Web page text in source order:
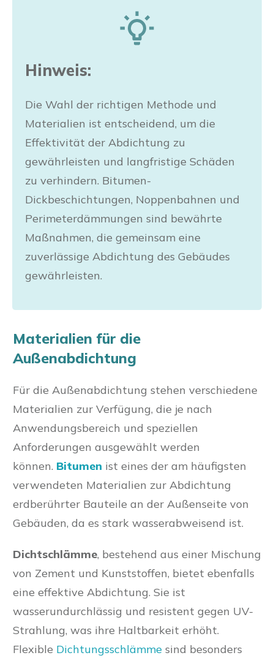
Hinweis:
Die Wahl der richtigen Methode und
Materialien ist entscheidend, um die
Effektivität der Abdichtung zu
gewährleisten und langfristige Schäden
zu verhindern. Bitumen-
Dickbeschichtungen, Noppenbahnen und
Perimeterdämmungen sind bewährte
Maßnahmen, die gemeinsam eine
zuverlässige Abdichtung des Gebäudes
gewährleisten.
Materialien für die
Außenabdichtung
Für die Außenabdichtung stehen verschiedene
Materialien zur Verfügung, die je nach
Anwendungsbereich und speziellen
Anforderungen ausgewählt werden
können. Bitumen ist eines der am häufigsten
verwendeten Materialien zur Abdichtung
erdberührter Bauteile an der Außenseite von
Gebäuden, da es stark wasserabweisend ist.
Dichtschlämme, bestehend aus einer Mischung
von Zement und Kunststoffen, bietet ebenfalls
eine effektive Abdichtung. Sie ist
wasserundurchlässig und resistent gegen UV-
Strahlung, was ihre Haltbarkeit erhöht.
Flexible Dichtungsschlämme sind besonders